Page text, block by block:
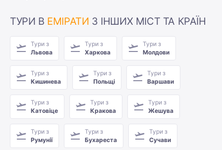
ТУРИ В ЕМІРАТИ З ІНШИХ МІСТ ТА КРАЇН
Тури з
Львова
Тури з
Харкова
Тури з
Молдови
Тури з
Кишинева
Тури з
Польщі
Тури з
Варшави
Тури з
Катовіце
Тури з
Кракова
Тури з
Жешува
Тури з
Румунії
Тури з
Бухареста
Тури з
Сучави